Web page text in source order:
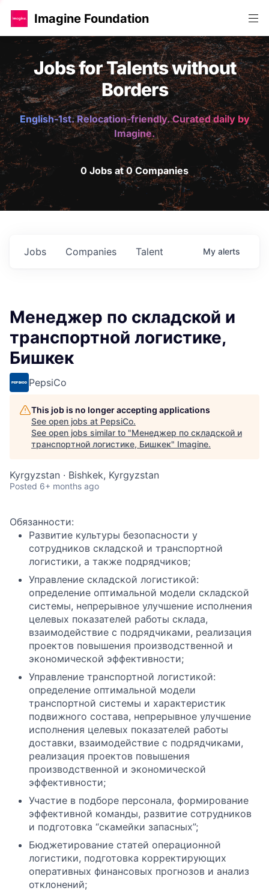
Imagine Foundation
Jobs for Talents without
Borders
English-1st. Relocation-friendly. Curated daily by
Imagine.
0 Jobs at 0 Companies
Jobs Companies Talent My alerts
Менеджер по складской и
транспортной логистике,
Бишкек
PepsiCo
This job is no longer accepting applications
See open jobs at PepsiCo.
See open jobs similar to "Менеджер по складской и
транспортной логистике, Бишкек" Imagine.
Kyrgyzstan · Bishkek, Kyrgyzstan
Posted 6+ months ago
Обязанности:
Развитие культуры безопасности у
сотрудников складской и транспортной
логистики, а также подрядчиков;
Управление складской логистикой:
определение оптимальной модели складской
системы, непрерывное улучшение исполнения
целевых показателей работы склада,
взаимодействие с подрядчиками, реализация
проектов повышения производственной и
экономической эффективности;
Управление транспортной логистикой:
определение оптимальной модели
транспортной системы и характеристик
подвижного состава, непрерывное улучшение
исполнения целевых показателей работы
доставки, взаимодействие с подрядчиками,
реализация проектов повышения
производственной и экономической
эффективности;
Участие в подборе персонала, формирование
эффективной команды, развитие сотрудников
и подготовка “скамейки запасных”;
Бюджетирование статей операционной
логистики, подготовка корректирующих
оперативных финансовых прогнозов и анализ
отклонений;